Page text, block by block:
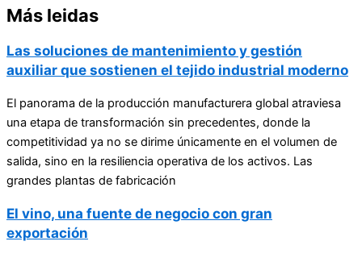
Más leidas
Las soluciones de mantenimiento y gestión
auxiliar que sostienen el tejido industrial moderno
El panorama de la producción manufacturera global atraviesa
una etapa de transformación sin precedentes, donde la
competitividad ya no se dirime únicamente en el volumen de
salida, sino en la resiliencia operativa de los activos. Las
grandes plantas de fabricación
El vino, una fuente de negocio con gran
exportación